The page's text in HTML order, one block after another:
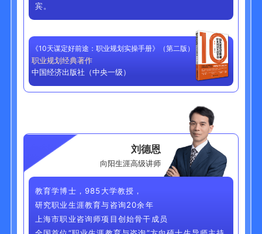
宾。
《10天谋定好前途：职业规划实操手册》（第二版）
职业规划经典著作
中国经济出版社（中央一级）
刘德恩
向阳生涯高级讲师
教育学博士，985大学教授，
研究职业生涯教育与咨询20余年
上海市职业咨询师项目创始骨干成员